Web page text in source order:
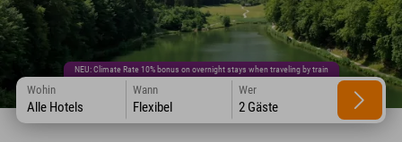
NEU: Climate Rate 10% bonus on overnight stays when traveling by train
Wohin
Alle Hotels
Wann
Flexibel
Wer
2 Gäste